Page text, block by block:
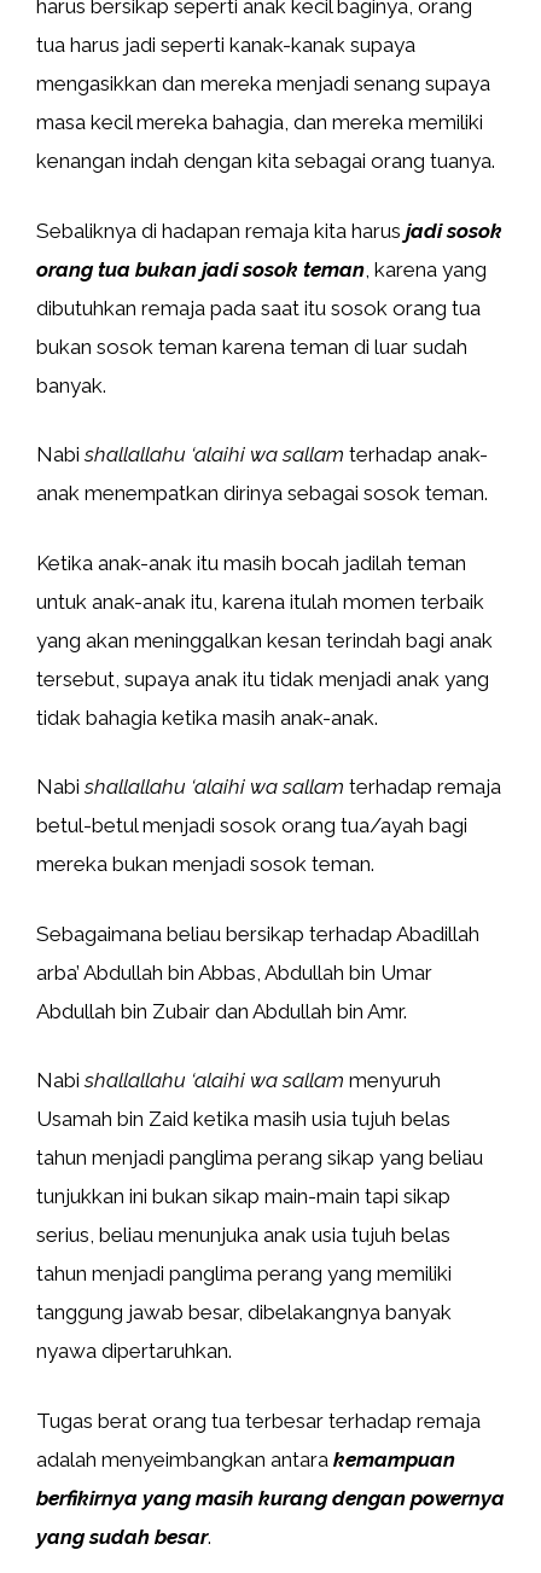
harus bersikap seperti anak kecil baginya, orang
tua harus jadi seperti kanak-kanak supaya
mengasikkan dan mereka menjadi senang supaya
masa kecil mereka bahagia, dan mereka memiliki
kenangan indah dengan kita sebagai orang tuanya.
Sebaliknya di hadapan remaja kita harus jadi sosok
orang tua bukan jadi sosok teman , karena yang
dibutuhkan remaja pada saat itu sosok orang tua
bukan sosok teman karena teman di luar sudah
banyak.
Nabishallallahu ‘alaihi wa sallam terhadap anak-
anak menempatkan dirinya sebagai sosok teman.
Ketika anak-anak itu masih bocah jadilah teman
untuk anak-anak itu, karena itulah momen terbaik
yang akan meninggalkan kesan terindah bagi anak
tersebut, supaya anak itu tidak menjadi anak yang
tidak bahagia ketika masih anak-anak.
Nabishallallahu ‘alaihi wa sallam terhadap remaja
betul-betul menjadi sosok orang tua/ayah bagi
mereka bukan menjadi sosok teman.
Sebagaimana beliau bersikap terhadap Abadillah
arba’ Abdullah bin Abbas, Abdullah bin Umar
Abdullah bin Zubair dan Abdullah bin Amr.
Nabishallallahu ‘alaihi wa sallam menyuruh
Usamah bin Zaid ketika masih usia tujuh belas
tahun menjadi panglima perang sikap yang beliau
tunjukkan ini bukan sikap main-main tapi sikap
serius, beliau menunjuka anak usia tujuh belas
tahun menjadi panglima perang yang memiliki
tanggung jawab besar, dibelakangnya banyak
nyawa dipertaruhkan.
Tugas berat orang tua terbesar terhadap remaja
adalah menyeimbangkan antara kemampuan
berfikirnya yang masih kurang dengan powernya
yang sudah besar.